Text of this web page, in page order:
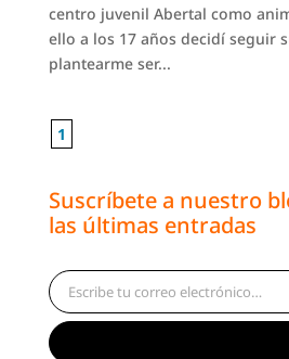
centro juvenil Abertal como
ello a los 17 años decidí seguir
plantearme ser...
1
Suscríbete a nuestro
las últimas entradas
Escribe tu correo electrónico…